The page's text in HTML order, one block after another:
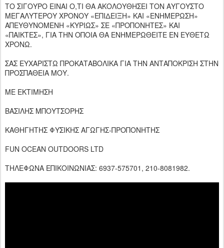
ΤΟ ΣΙΓΟΥΡΟ ΕΙΝΑΙ Ο,ΤΙ ΘΑ ΑΚΟΛΟΥΘΗΣΕΙ ΤΟΝ ΑΥΓΟΥΣΤΟ
ΜΕΓΑΛΥΤΕΡΟΥ ΧΡΟΝΟΥ «ΕΠΙΔΕΙΞΗ» ΚΑΙ «ΕΝΗΜΕΡΩΣΗ»
ΑΠΕΥΘΥΝΟΜΕΝΗ «ΚΥΡΙΩΣ» ΣΕ «ΠΡΟΠΟΝΗΤΕΣ» ΚΑΙ
«ΠΑΙΚΤΕΣ», ΓΙΑ ΤΗΝ ΟΠΟΙΑ ΘΑ ΕΝΗΜΕΡΩΘΕΙΤΕ ΕΝ ΕΥΘΕΤΩ
ΧΡΟΝΩ.
ΣΑΣ ΕΥΧΑΡΙΣΤΩ ΠΡΟΚΑΤΑΒΟΛΙΚΑ ΓΙΑ ΤΗΝ ΑΝΤΑΠΟΚΡΙΣΗ ΣΤΗΝ
ΠΡΟΣΠΑΘΕΙΑ ΜΟΥ.
ΜΕ ΕΚΤΙΜΗΣΗ
ΒΑΣΙΛΗΣ ΜΠΟΥΤΣΟΡΗΣ
ΚΑΘΗΓΗΤΗΣ ΦΥΣΙΚΗΣ ΑΓΩΓΗΣ-ΠΡΟΠΟΝΗΤΗΣ
FUN OCEAN OUTDOORS LTD
ΤΗΛΕΦΩΝΑ ΕΠΙΚΟΙΝΩΝΙΑΣ: 6937-575701, 210-8081982.